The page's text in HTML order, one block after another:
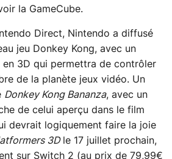
la GameCube.
Direct, Nintendo a diffusé
jeu Donkey Kong, avec un
3D qui permettra de contrôler
de la planète jeux vidéo. Un
Donkey Kong Bananza, avec un
de celui aperçu dans le film
devrait logiquement faire la joie
3Dle 17 juillet prochain,
sur Switch 2 (au prix de 79,99€